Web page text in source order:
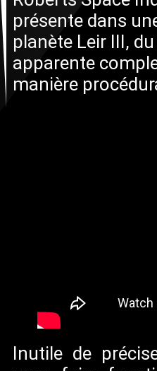
présente dans
planète Leir III,
apparente
manière
Inutile de